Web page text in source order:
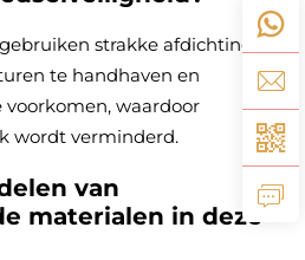
strakke afdichtingen
te handhaven en
waardoor
wordt verminderd.
van
materialen in deze